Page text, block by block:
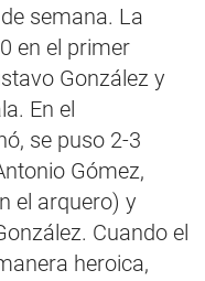
semana. La
en el primer
González y
En el
se puso 2-3
Gómez,
el arquero) y
Cuando el
heroica,